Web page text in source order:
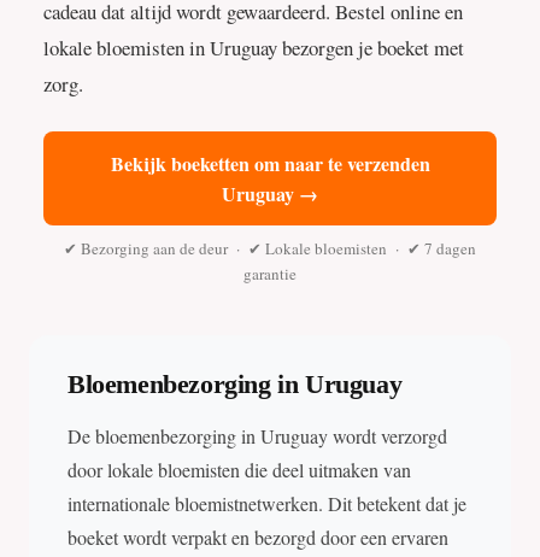
cadeau dat altijd wordt gewaardeerd. Bestel online en
lokale bloemisten in Uruguay bezorgen je boeket met
zorg.
Bekijk boeketten om naar te verzenden
Uruguay →
✔ Bezorging aan de deur · ✔ Lokale bloemisten · ✔ 7 dagen
garantie
Bloemenbezorging in Uruguay
De bloemenbezorging in Uruguay wordt verzorgd
door lokale bloemisten die deel uitmaken van
internationale bloemistnetwerken. Dit betekent dat je
boeket wordt verpakt en bezorgd door een ervaren